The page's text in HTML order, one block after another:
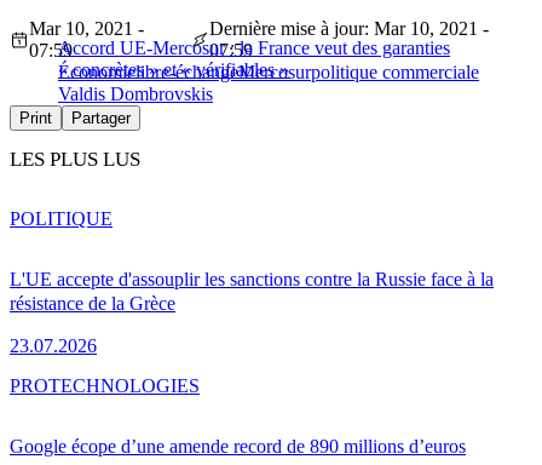
Accord UE-Mercosur : la France veut des garanties
« concrètes » et « vérifiables »
Mar 10, 2021 -
07:59
Dernière mise à jour: Mar 10, 2021 -
07:59
Économielibre-échangeMercosurpolitique commerciale
Valdis Dombrovskis
Print Partager
LES PLUS LUS
L'UE accepte d'assouplir les sanctions contre la Russie face à la
résistance de la Grèce
23.07.2026
POLITIQUE
Google écope d’une amende record de 890 millions d’euros
PROTECHNOLOGIES